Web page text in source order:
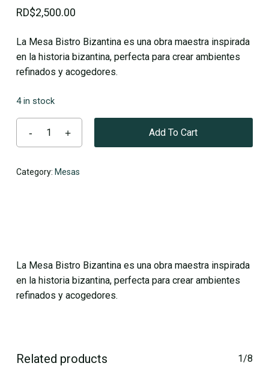
RD$2,500.00
La Mesa Bistro Bizantina es una obra maestra inspirada
en la historia bizantina, perfecta para crear ambientes
refinados y acogedores.
4 in stock
Add To Cart
Category: Mesas
La Mesa Bistro Bizantina es una obra maestra inspirada
en la historia bizantina, perfecta para crear ambientes
refinados y acogedores.
Related products 1/8